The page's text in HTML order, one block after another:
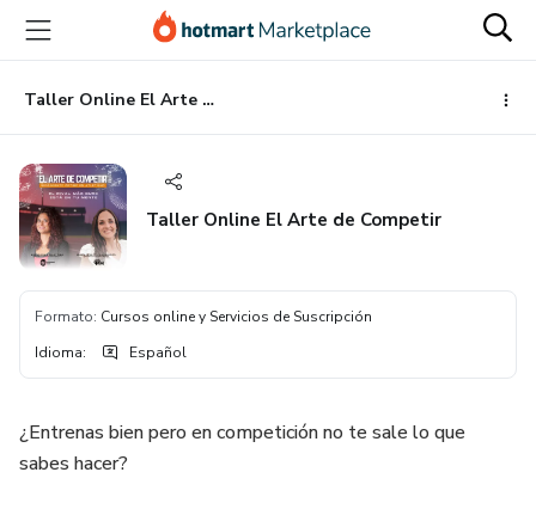
principal
página
de
página
Taller Online El Arte de Competir
Taller Online El Arte de Competir
Formato: Cursos online y Servicios de Suscripción
Idioma: Español
¿Entrenas bien pero en competición no te sale lo que
sabes hacer?